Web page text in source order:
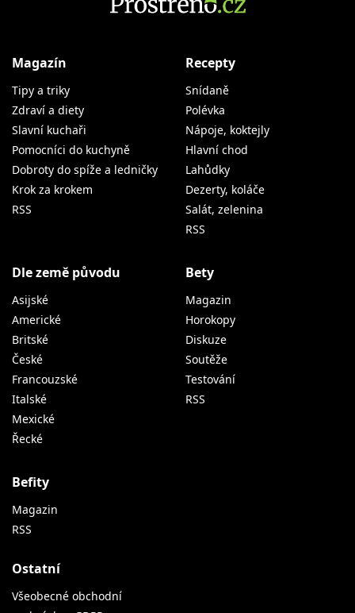
Magazín
Tipy a triky
Zdraví a diety
Slavní kuchaři
Pomocníci do kuchyně
Dobroty do spíže a ledničky
Krok za krokem
RSS
Recepty
Snídaně
Polévka
Nápoje, koktejly
Hlavní chod
Lahůdky
Dezerty, koláče
Salát, zelenina
RSS
Dle země původu
Asijské
Americké
Britské
České
Francouzské
Italské
Mexické
Řecké
Bety
Magazin
Horokopy
Diskuze
Soutěže
Testování
RSS
Befity
Magazin
RSS
Ostatní
Všeobecné obchodní